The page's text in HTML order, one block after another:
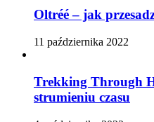
Oltréé – jak
11 października 2022
Trekking Through
strumieniu czasu